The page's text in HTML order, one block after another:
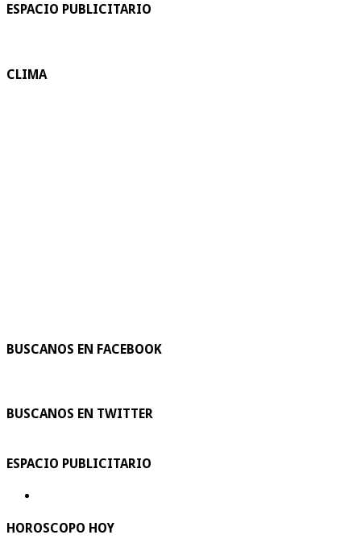
ESPACIO PUBLICITARIO
CLIMA
BUSCANOS EN FACEBOOK
BUSCANOS EN TWITTER
ESPACIO PUBLICITARIO
HOROSCOPO HOY